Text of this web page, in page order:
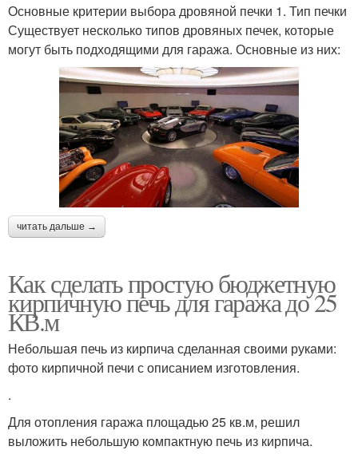
Основные критерии выбора дровяной печки 1. Тип печки
Существует несколько типов дровяных печек, которые
могут быть подходящими для гаража. Основные из них:
читать дальше →
Как сделать простую бюджетную
кирпичную печь для гаража до 25
КВ.м
Небольшая печь из кирпича сделанная своими руками:
фото кирпичной печи с описанием изготовления.
.
Для отопления гаража площадью 25 кв.м, решил
выложить небольшую компактную печь из кирпича.